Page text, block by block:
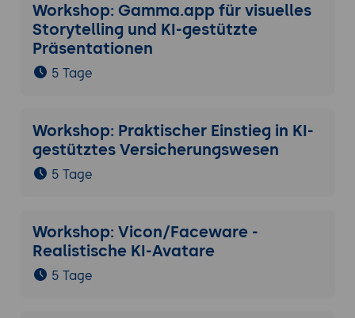
Workshop: Gamma.app für visuelles
Storytelling und KI-gestützte
Präsentationen
5 Tage
Workshop: Praktischer Einstieg in KI-
gestütztes Versicherungswesen
5 Tage
Workshop: Vicon/Faceware -
Realistische KI-Avatare
5 Tage